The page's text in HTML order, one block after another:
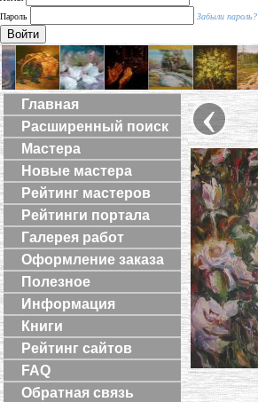
Пароль
Забыли пароль?
Войти
Главная
Расширенный поиск
Мастера
Новые мастера
Рейтинг мастеров
Рейтинги портала
Галерея работ
Оформление заказа
Полезное
Информация
Книги
Рейтинг сайтов
FAQ
Обратная связь
‹